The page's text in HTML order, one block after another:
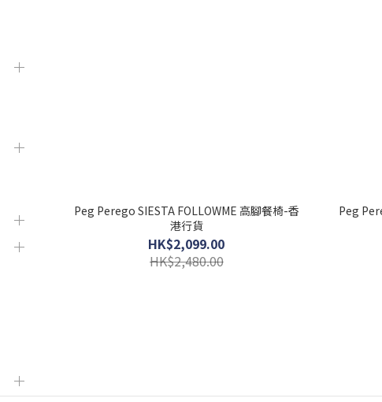
Peg Perego SIESTA FOLLOWME 高腳餐椅-香
港行貨
HK$2,099.00
HK$2,480.00
Peg